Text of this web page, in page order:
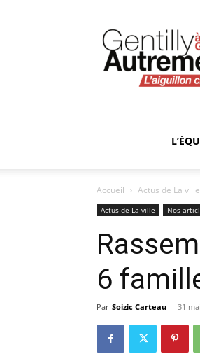
Accueil Actus de La ville
Actus de La ville Nos
6
Par Soizic Carteau - 31